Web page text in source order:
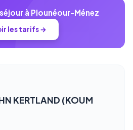
à Plounéour-Ménez
les tarifs →
KERTLAND (KOUM